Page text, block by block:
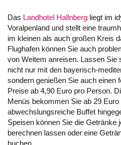
Das Landhotel Hallnberg liegt im
Voralpenland und stellt eine
im kleinen als auch großen Kreis
Flughafen können Sie auch
von Weitem anreisen. Lassen Sie
nicht nur mit den bayerisch-
sondern genießen Sie auch einen
Preise ab 4,90 Euro pro Person.
Menüs bekommen Sie ab 29
abwechslungsreiche Buffet
Speisen können Sie die Getränke
berechnen lassen oder eine